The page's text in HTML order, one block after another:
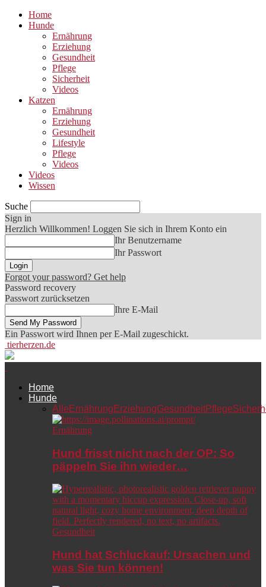
Home
Hunde
Ernährung
Erziehung
Gesundheit
Pflege
Sicherheit
Videos
Katzen
Ernährung
Erziehung
Gesundheit
Lifestyle
Pflege
Videos
Videos
Wissen
Suche
Sign in
Herzlich Willkommen! Loggen Sie sich in Ihrem Konto ein
Ihr Benutzername
Ihr Passwort
Forgot your password? Get help
Password recovery
Passwort zurücksetzen
Ihre E-Mail
Ein Passwort wird Ihnen per E-Mail zugeschickt.
tierherzen.de
Home
Hunde
Alle Ernährung ErziehungGesundheitPflege
Ernährung
Hund frisst nicht nach der OP: So
päppeln Sie ihn wieder…
Gesundheit
Hund hat Schluckauf: Ursachen und
was Sie tun können!